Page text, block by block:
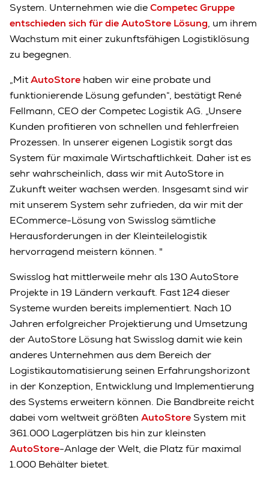
System. Unternehmen wie dieCompetec Gruppe
entschieden sich für die AutoStore Lösung, um ihrem
Wachstum mit einer zukunftsfähigen Logistiklösung
zu begegnen.
„MitAutoStore haben wir eine probate und
funktionierende Lösung gefunden“, bestätigt René
Fellmann, CEO der Competec Logistik AG. „Unsere
Kunden profitieren von schnellen und fehlerfreien
Prozessen. In unserer eigenen Logistik sorgt das
System für maximale Wirtschaftlichkeit. Daher ist es
sehr wahrscheinlich, dass wir mit AutoStore in
Zukunft weiter wachsen werden. Insgesamt sind wir
mit unserem System sehr zufrieden, da wir mit der
ECommerce-Lösung von Swisslog sämtliche
Herausforderungen in der Kleinteilelogistik
hervorragend meistern können. "
Swisslog hat mittlerweile mehr als 130 AutoStore
Projekte in 19 Ländern verkauft. Fast 124 dieser
Systeme wurden bereits implementiert. Nach 10
Jahren erfolgreicher Projektierung und Umsetzung
der AutoStore Lösung hat Swisslog damit wie kein
anderes Unternehmen aus dem Bereich der
Logistikautomatisierung seinen Erfahrungshorizont
in der Konzeption, Entwicklung und Implementierung
des Systems erweitern können. Die Bandbreite reicht
dabei vom weltweit größten AutoStore System mit
361.000 Lagerplätzen bis hin zur kleinsten
AutoStore-Anlage der Welt, die Platz für maximal
1.000 Behälter bietet.